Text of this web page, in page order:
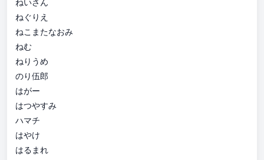
ねぐりえ
ねこまたなおみ
ねむ
ねりうめ
のり伍郎
はがー
はつやすみ
ハマチ
はやけ
はるまれ